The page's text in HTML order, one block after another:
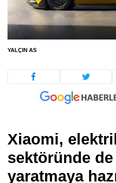
YALÇIN AS
Xiaomi,
sektöründe
yaratmaya